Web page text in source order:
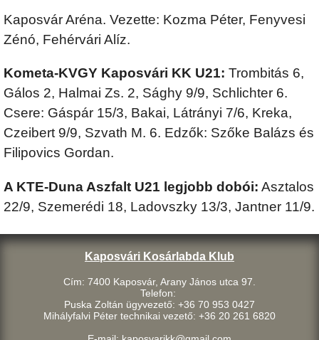
Kaposvár Aréna. Vezette: Kozma Péter, Fenyvesi
Zénó, Fehérvári Alíz.
Kometa-KVGY Kaposvári KK U21: Trombitás 6,
Gálos 2, Halmai Zs. 2, Sághy 9/9, Schlichter 6.
Csere: Gáspár 15/3, Bakai, Látrányi 7/6, Kreka,
Czeibert 9/9, Szvath M. 6. Edzők: Szőke Balázs és
Filipovics Gordan.
A KTE-Duna Aszfalt U21 legjobb dobói: Asztalos
22/9, Szemerédi 18, Ladovszky 13/3, Jantner 11/9.
Kaposvári Kosárlabda Klub
Cím: 7400 Kaposvár, Arany János utca 97.
Telefon:
Puska Zoltán ügyvezető: +36 70 953 0427
Mihályfalvi Péter technikai vezető: +36 20 261 6820